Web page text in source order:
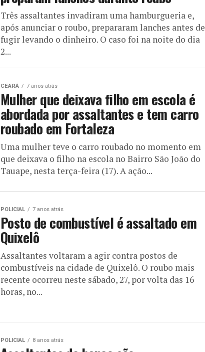
Três assaltantes invadiram uma hamburgueria e,
após anunciar o roubo, prepararam lanches antes de
fugir levando o dinheiro. O caso foi na noite do dia
2...
CEARÁ 7 anos atrás
Mulher que deixava filho em escola é
abordada por assaltantes e tem carro
roubado em Fortaleza
Uma mulher teve o carro roubado no momento em
que deixava o filho na escola no Bairro São João do
Tauape, nesta terça-feira (17). A ação...
POLICIAL 7 anos atrás
Posto de combustível é assaltado em
Quixelô
Assaltantes voltaram a agir contra postos de
combustíveis na cidade de Quixelô. O roubo mais
recente ocorreu neste sábado, 27, por volta das 16
horas, no...
POLICIAL 8 anos atrás